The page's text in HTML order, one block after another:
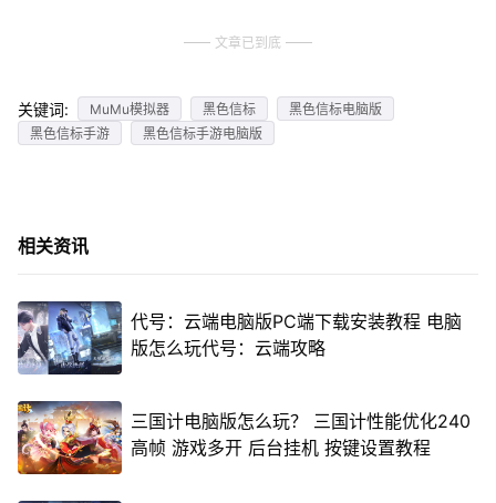
文章已到底
关键词: MuMu模拟器 黑色信标
黑色信标电脑版
黑色信标手游
黑色信标手游电脑版
相关资讯
代号：云端电脑版PC端下载安装教程 电脑
版怎么玩代号：云端攻略
三国计电脑版怎么玩？ 三国计性能优化240
高帧 游戏多开 后台挂机 按键设置教程